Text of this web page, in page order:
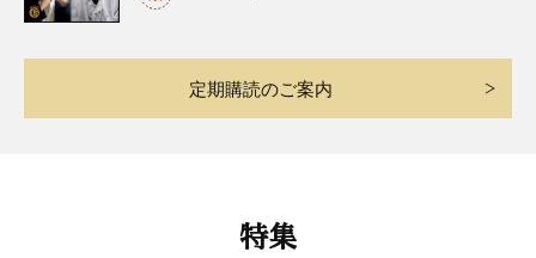
定期購読のご案内
特集